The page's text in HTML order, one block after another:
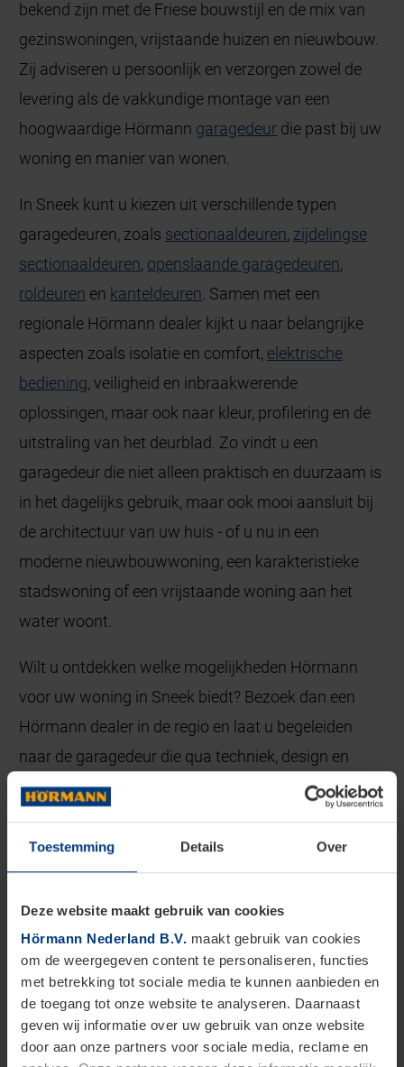
Toestemming Details Over
Deze website maakt gebruik van cookies
Hörmann Nederland B.V. maakt gebruik van cookies
om de weergegeven content te personaliseren, functies
met betrekking tot sociale media te kunnen aanbieden en
de toegang tot onze website te analyseren. Daarnaast
geven wij informatie over uw gebruik van onze website
door aan onze partners voor sociale media, reclame en
bekend zijn met de Friese bouwstijl en de mix van
gezinswoningen, vrijstaande huizen en nieuwbouw.
Zij adviseren u persoonlijk en verzorgen zowel de
levering als de vakkundige montage van een
hoogwaardige Hörmann garagedeur die past bij uw
woning en manier van wonen.
In Sneek kunt u kiezen uit verschillende typen
garagedeuren, zoals sectionaaldeuren, zijdelingse
sectionaaldeuren, openslaande garagedeuren,
roldeuren en kanteldeuren . Samen met een
regionale Hörmann dealer kijkt u naar belangrijke
aspecten zoals isolatie en comfort, elektrische
bediening, veiligheid en inbraakwerende
oplossingen, maar ook naar kleur, profilering en de
uitstraling van het deurblad. Zo vindt u een
garagedeur die niet alleen praktisch en duurzaam is
in het dagelijks gebruik, maar ook mooi aansluit bij
de architectuur van uw huis - of u nu in een
moderne nieuwbouwwoning, een karakteristieke
stadswoning of een vrijstaande woning aan het
water woont.
Wilt u ontdekken welke mogelijkheden Hörmann
voor uw woning in Sneek biedt? Bezoek dan een
Hörmann dealer in de regio en laat u begeleiden
naar de garagedeur die qua techniek, design en
budget het beste bij uw wensen past.